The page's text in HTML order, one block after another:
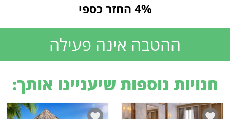
4% החזר כספי
ההטבה אינה פעילה
חנויות נוספות שיעניינו אותך: